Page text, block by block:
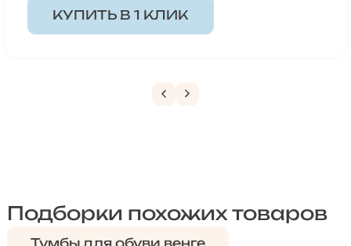
КУПИТЬ В 1 КЛИК
Подборки похожих товаров
Тумбы для обуви венге